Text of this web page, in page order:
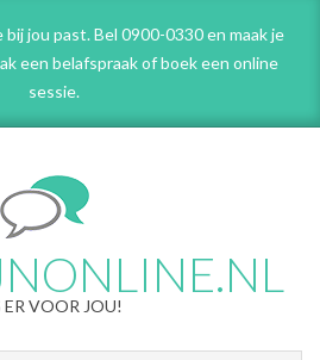
jou past. Bel 0900-0330 en maak je
een belafspraakof boek een online
sessie.
ER VOOR JOU!